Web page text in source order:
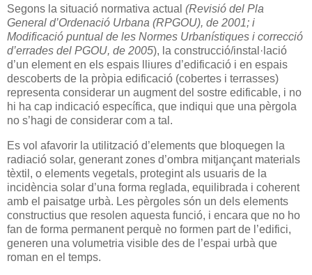
Segons la situació normativa actual (Revisió del Pla
General d’Ordenació Urbana (RPGOU), de 2001; i
Modificació puntual de les Normes Urbanístiques i correcció
d’errades del PGOU, de 2005), la construcció/instal·lació
d’un element en els espais lliures d’edificació i en espais
descoberts de la pròpia edificació (cobertes i terrasses)
representa considerar un augment del sostre edificable, i no
hi ha cap indicació específica, que indiqui que una pèrgola
no s’hagi de considerar com a tal.
Es vol afavorir la utilització d’elements que bloquegen la
radiació solar, generant zones d’ombra mitjançant materials
tèxtil, o elements vegetals, protegint als usuaris de la
incidència solar d’una forma reglada, equilibrada i coherent
amb el paisatge urbà. Les pèrgoles són un dels elements
constructius que resolen aquesta funció, i encara que no ho
fan de forma permanent perquè no formen part de l’edifici,
generen una volumetria visible des de l’espai urbà que
roman en el temps.